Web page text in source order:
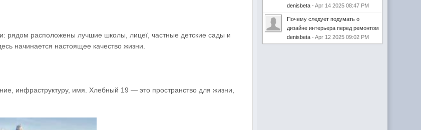
рядом расположены лучшие школы, лицеї, частные детские сады и
начинается настоящее качество жизни.
инфраструктуру, имя. Хлебный 19 — это пространство для жизни,
denisbeta- Apr 14 2025 08:47 PM
Почему следует подумать о
дизайне интерьера перед ремонтом
denisbeta- Apr 12 2025 09:02 PM